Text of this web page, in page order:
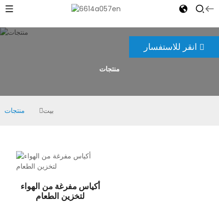
انقر للاستفسار
منتجات
بيت منتجات
أكياس مفرغة من الهواء
لتخزين الطعام